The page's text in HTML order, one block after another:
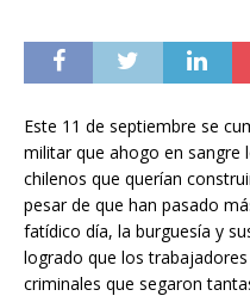
Este 11 de septiembre se
militar que ahogo en sangre
chilenos que querían
pesar de que han pasado
fatídico día, la burguesía y
logrado que los
criminales que segaron